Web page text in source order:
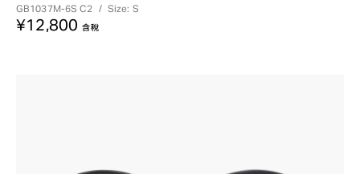
GB1037M-6SC2 / Size: S
¥12,800 含稅